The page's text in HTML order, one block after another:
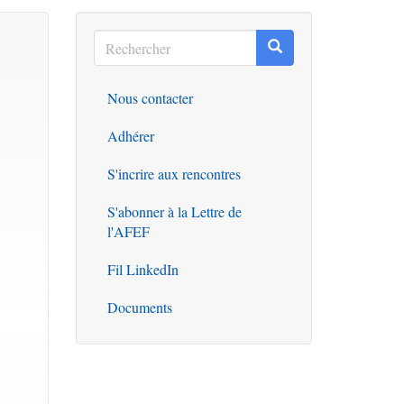
Rechercher
Rechercher Rechercher
Outils
Nous contacter
Adhérer
S'incrire aux rencontres
S'abonner à la Lettre de
l'AFEF
Fil LinkedIn
Documents